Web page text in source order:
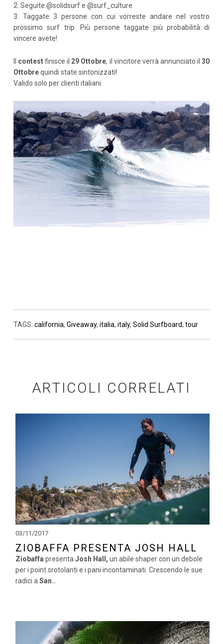
2. Seguite @solidsurf e @surf_culture
3. Taggate 3 persone con cui vorreste andare nel vostro
prossimo surf trip. Più persone taggate più probabilità di
vincere avete!
contestfinisce il 29 Ottobre, il vincitore verrà annunciato il30
Ottobrequindi state sintonizzati!
Valido solo per clienti italiani.
TAGS: california, Giveaway, italia, italy, Solid Surfboard, tour
ARTICOLI CORRELATI
03/11/2017
ZIOBAFFA PRESENTA JOSH HALL
Ziobaffa presenta Josh Hall, un abile shaper con un debole
per i point srotolanti e i pani incontaminati. Crescendo le sue
radici a San..